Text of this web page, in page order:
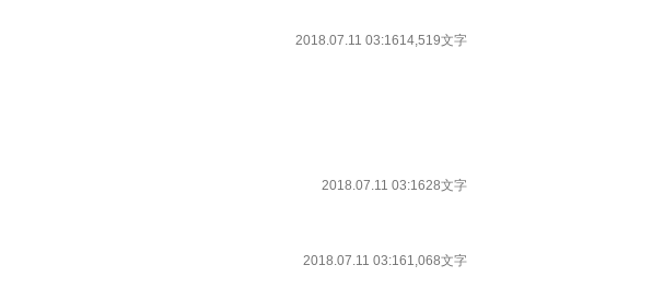
2018.07.11 03:1614,519文字
2018.07.11 03:1628文字
2018.07.11 03:161,068文字